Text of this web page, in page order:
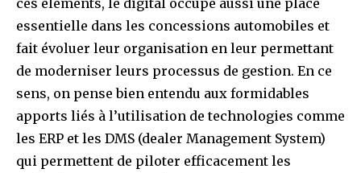
ces éléments, le digital occupe aussi une place
essentielle dans les concessions automobiles et
fait évoluer leur organisation en leur permettant
de moderniser leurs processus de gestion. En ce
sens, on pense bien entendu aux formidables
apports liés à l’utilisation de technologies comme
les ERP et les DMS (dealer Management System)
qui permettent de piloter efficacement les